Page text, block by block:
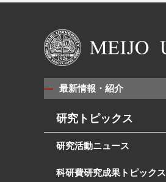
最新情報・紹介
研究トピックス
研究活動ニュース
科研費研究成果トピックス